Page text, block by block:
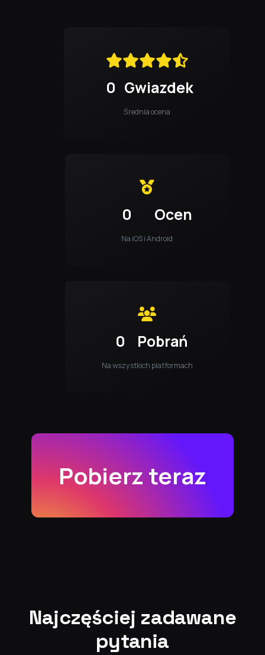
0 Gwiazdek
Średnia ocena
0 Ocen
Na iOS i Android
0 Pobrań
Na wszystkich platformach
Pobierz teraz
Najczęściej zadawane
pytania